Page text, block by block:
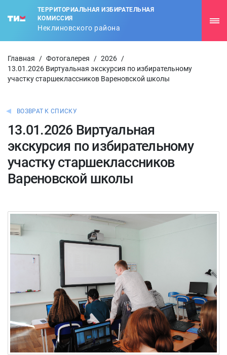
ТЕРРИТОРИАЛЬНАЯ ИЗБИРАТЕЛЬНАЯ
КОМИССИЯ
Неклиновского района
Главная / Фотогалерея / 2026 /
13.01.2026 Виртуальная экскурсия по избирательному
участку старшеклассников Вареновской школы
ВОЗВРАТ К СПИСКУ
13.01.2026 Виртуальная
экскурсия по избирательному
участку старшеклассников
Вареновской школы